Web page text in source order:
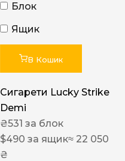
Блок
Ящик
В Кошик
Сигарети Lucky Strike
Demi
₴531 за блок
$490 за ящик≈ 22 050
₴